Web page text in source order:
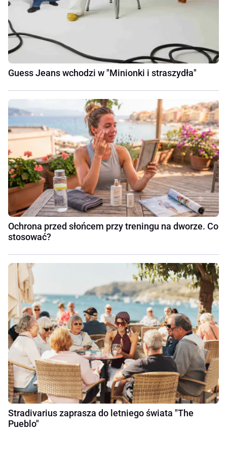
Guess Jeans wchodzi w "Minionki i straszydła"
Ochrona przed słońcem przy treningu na dworze. Co
stosować?
Stradivarius zaprasza do letniego świata "The
Pueblo"